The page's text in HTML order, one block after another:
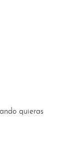
quieras